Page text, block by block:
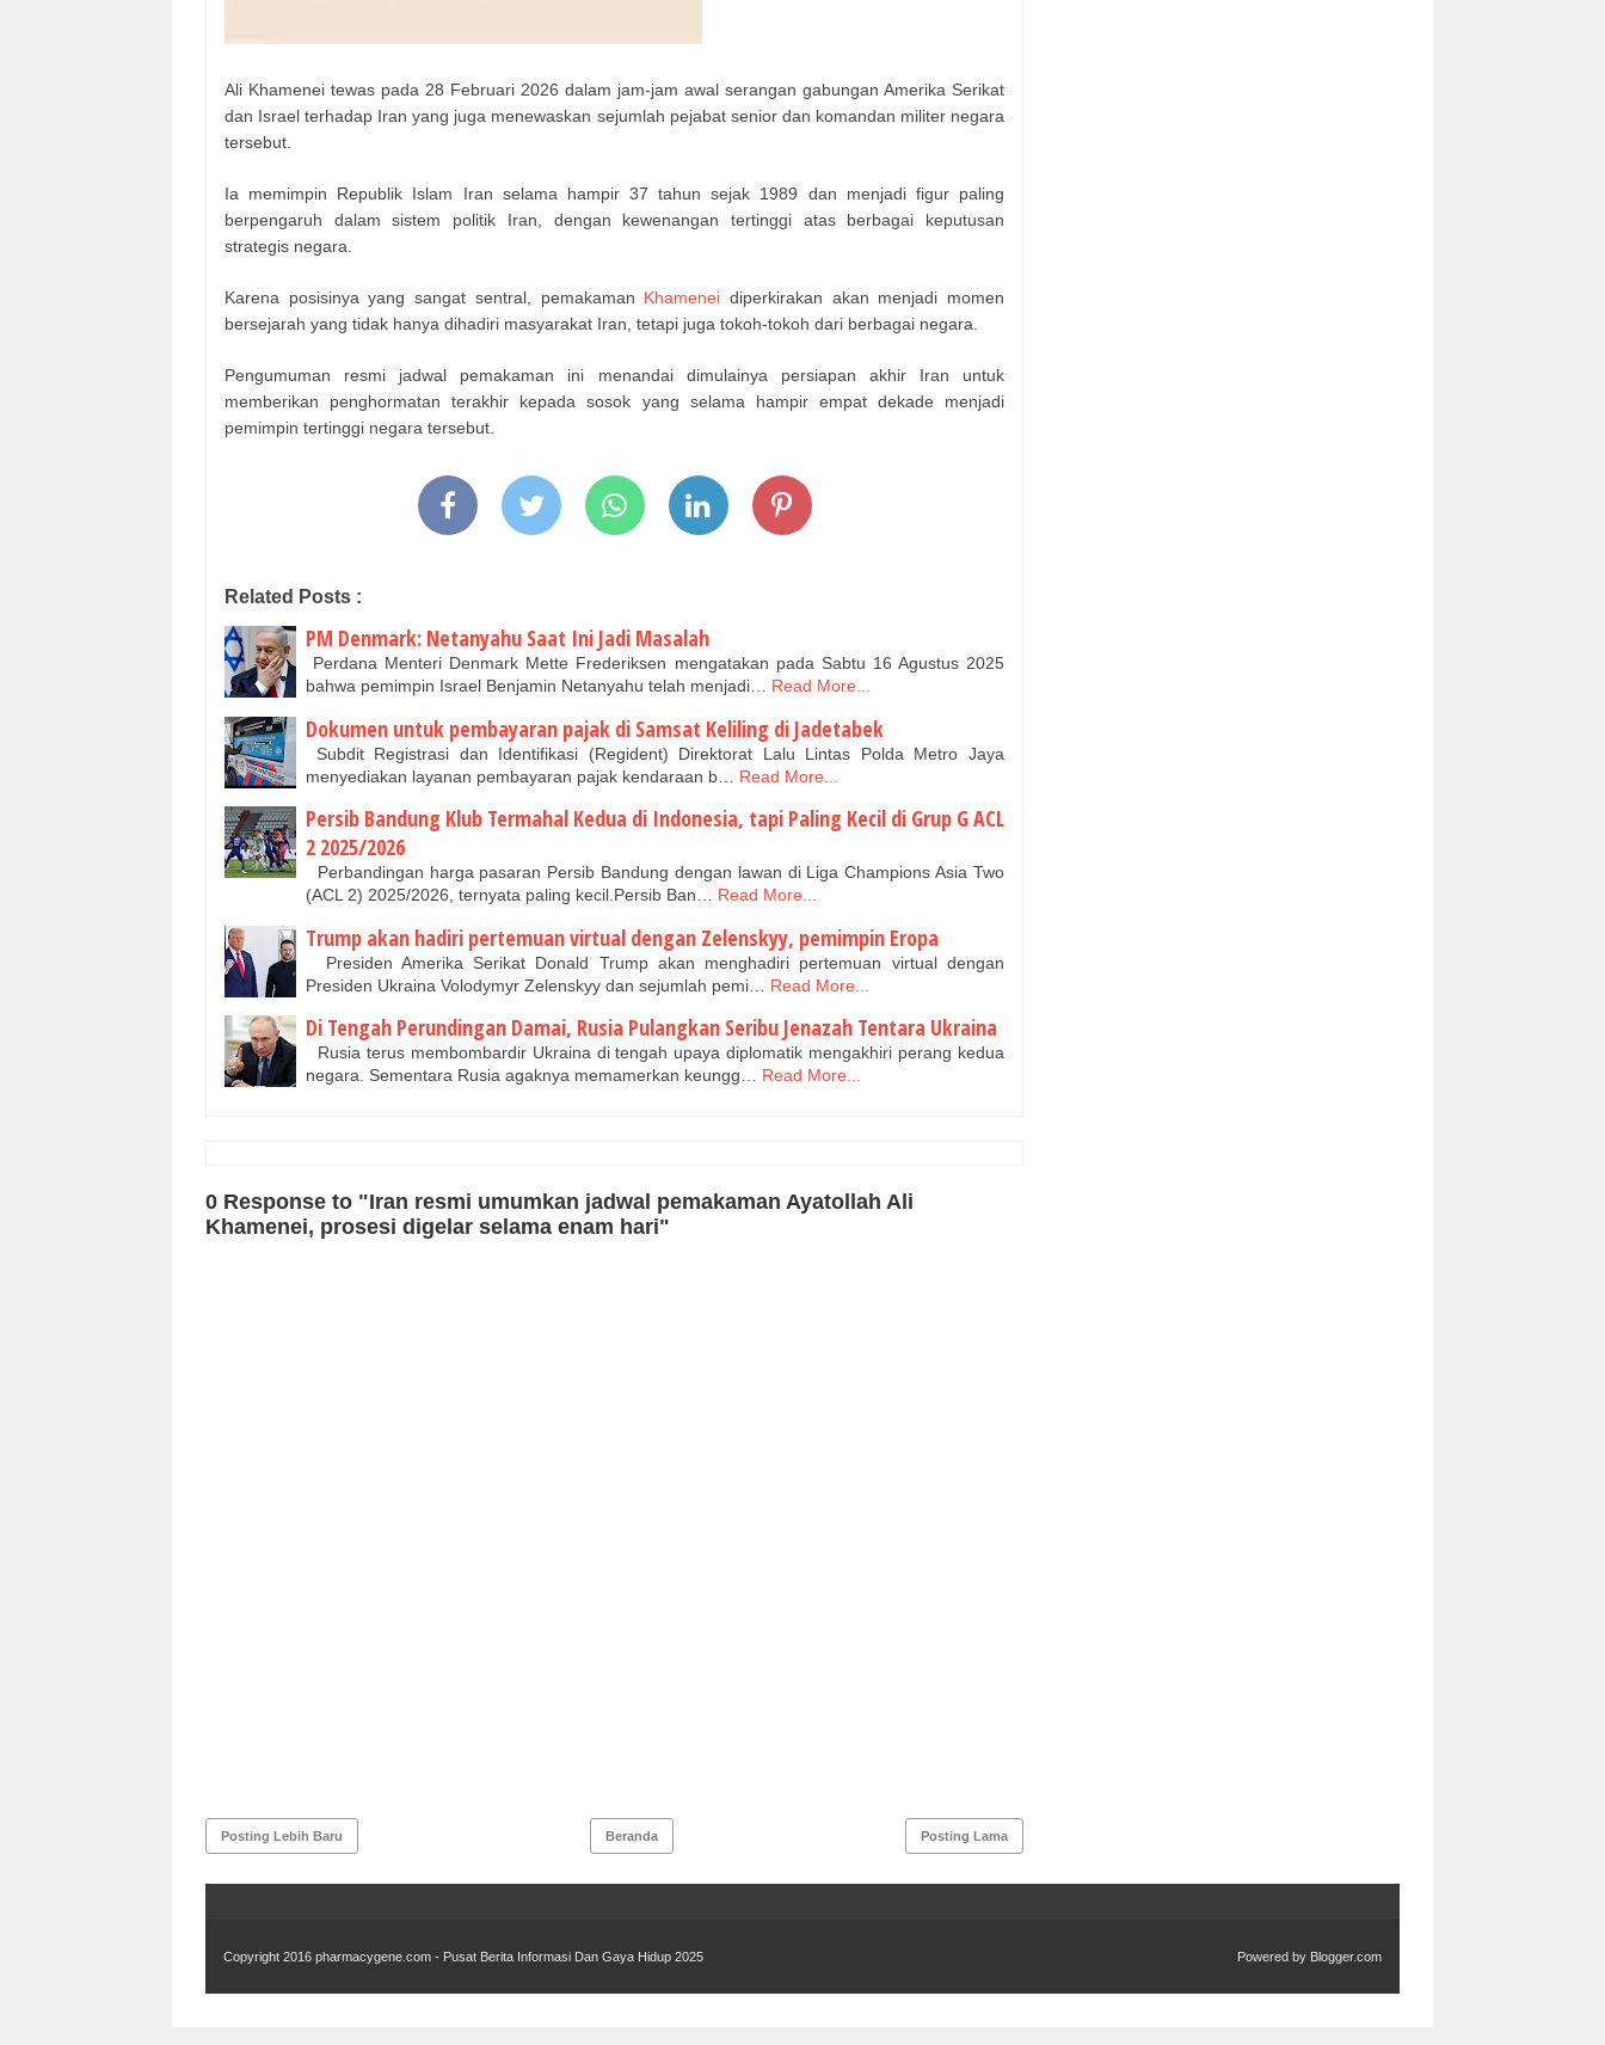
Ali Khamenei tewas pada 28 Februari 2026 dalam jam-jam awal serangan gabungan Amerika Serikat
dan Israel terhadap Iran yang juga menewaskan sejumlah pejabat senior dan komandan militer negara
tersebut.
Ia memimpin Republik Islam Iran selama hampir 37 tahun sejak 1989 dan menjadi figur paling
berpengaruh dalam sistem politik Iran, dengan kewenangan tertinggi atas berbagai keputusan
strategis negara.
Karena posisinya yang sangat sentral, pemakaman Khamenei diperkirakan akan menjadi momen
bersejarah yang tidak hanya dihadiri masyarakat Iran, tetapi juga tokoh-tokoh dari berbagai negara.
Pengumuman resmi jadwal pemakaman ini menandai dimulainya persiapan akhir Iran untuk
memberikan penghormatan terakhir kepada sosok yang selama hampir empat dekade menjadi
pemimpin tertinggi negara tersebut.
Related Posts :
PM Denmark: Netanyahu Saat Ini Jadi Masalah
Perdana Menteri Denmark Mette Frederiksen mengatakan pada Sabtu 16 Agustus 2025
bahwa pemimpin Israel Benjamin Netanyahu telah menjadi… Read More...
Dokumen untuk pembayaran pajak di Samsat Keliling di Jadetabek
Subdit Registrasi dan Identifikasi (Regident) Direktorat Lalu Lintas Polda Metro Jaya
menyediakan layanan pembayaran pajak kendaraan b…
Read More...
Persib Bandung Klub Termahal Kedua di Indonesia, tapi Paling Kecil di Grup G ACL
2 2025/2026
Perbandingan harga pasaran Persib Bandung dengan lawan di Liga Champions Asia Two
(ACL 2) 2025/2026, ternyata paling kecil.Persib Ban… Read More...
Trump akan hadiri pertemuan virtual dengan Zelenskyy, pemimpin Eropa
Presiden Amerika Serikat Donald Trump akan menghadiri pertemuan virtual dengan
Presiden Ukraina Volodymyr Zelenskyy dan sejumlah pemi…
Read More...
Di Tengah Perundingan Damai, Rusia Pulangkan Seribu Jenazah Tentara Ukraina
Rusia terus membombardir Ukraina di tengah upaya diplomatik mengakhiri perang kedua
negara. Sementara Rusia agaknya memamerkan keungg… Read More...
0 Response to "Iran resmi umumkan jadwal pemakaman Ayatollah Ali
Khamenei, prosesi digelar selama enam hari"
Posting Lebih Baru Posting Lama
Beranda
Copyright 2016 pharmacygene.com - Pusat Berita Informasi Dan Gaya Hidup 2025 Powered by Blogger.com